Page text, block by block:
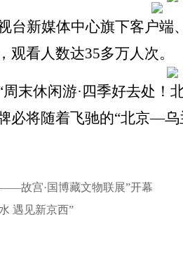
台新媒体中心旗下客户端
观看人数达35多万人次。
周末休闲游·四季好去处！
必将随着飞驰的“北京—乌
故宫·国博藏文物联展”开幕
遇见新京西”